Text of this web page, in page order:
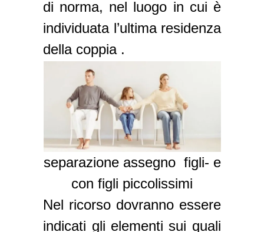
di norma, nel luogo in cui è
individuata l’ultima residenza
della coppia .
separazione assegno figli- e
con figli piccolissimi
Nel ricorso dovranno essere
indicati gli elementi sui quali